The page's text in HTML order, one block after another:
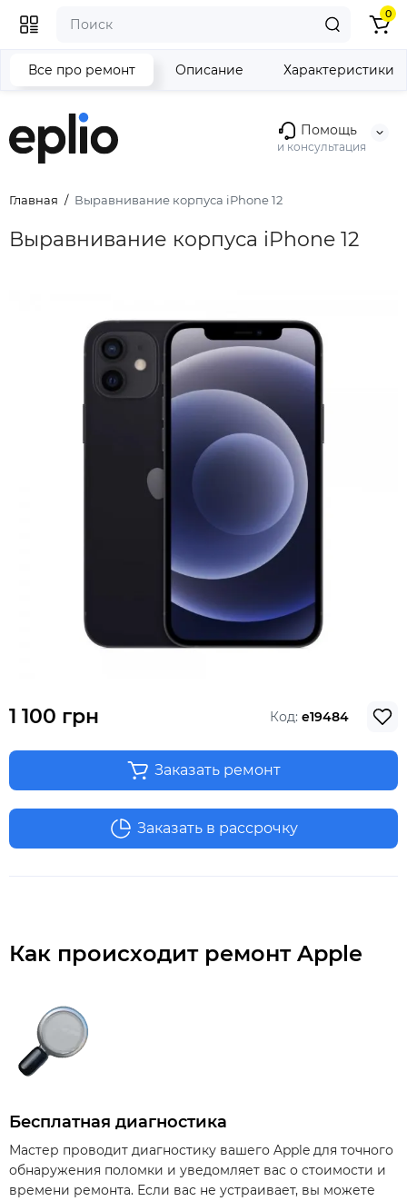
Помощь
и консультация
0
Главная Выравнивание корпуса iPhone 12
Выравнивание корпуса iPhone 12
Все про ремонт Описание Характеристики
1 100 грн Код: e19484
Заказать ремонт
Заказать в рассрочку
Как происходит ремонт Apple
Бесплатная диагностика
Мастер проводит диагностику вашего Apple для точного
обнаружения поломки и уведомляет вас о стоимости и
времени ремонта. Если вас не устраивает, вы можете